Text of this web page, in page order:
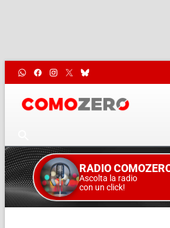
RADIO
Ascolta la radio
con un click!